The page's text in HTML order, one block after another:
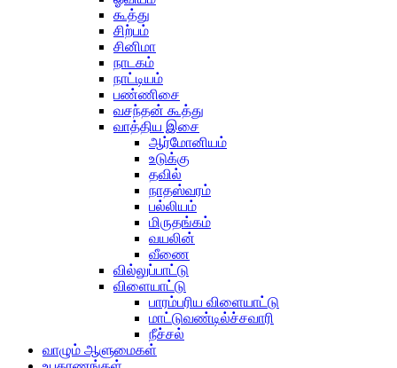
கூத்து
சிற்பம்
சினிமா
நாடகம்
நாட்டியம்
பண்ணிசை
வசந்தன் கூத்து
வாத்திய இசை
ஆர்மோனியம்
உடுக்கு
தவில்
நாதஸ்வரம்
பல்லியம்
மிருதங்கம்
வயலின்
வீணை
வில்லுப்பாட்டு
விளையாட்டு
பாரம்பரிய விளையாட்டு
மாட்டுவண்டில்ச்சவாரி
நீச்சல்
வாழும் ஆளுமைகள்